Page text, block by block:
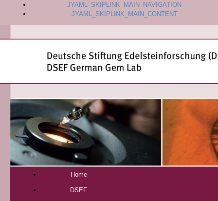
JYAML_SKIPLINK_MAIN_NAVIGATION
JYAML_SKIPLINK_MAIN_CONTENT
Home
DSEF